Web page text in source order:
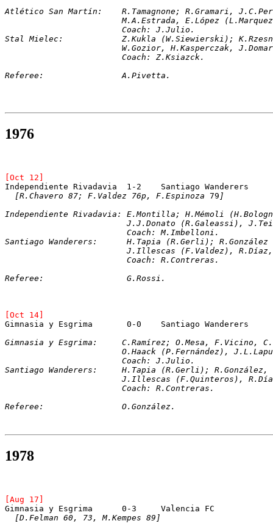
Atlético San Martín:	R.Tamagnone;
M.A.Estrada, E.López
			Coach: J.Julio.
Stal Mielec:		Z.Kukla
W.Gozior, H.Kasperczak,
			Coach: Z.Ksiazck.
Referee:		A.Pivetta.
1976
[Oct 12]
Independiente Rivadavia	 1-2	Santiago Wanderers
[R.Chavero 87; F.Valdez 76p, F.Espinoza 79 ]
Independiente Rivadavia: E.Montilla; H.Mémoli
J.J.Donato (R.Galeassi),
			 Coach: M.Imbelloni.
Santiago Wanderers:	 H.Tapia
J.Illescas (F.Valdez),
			 Coach: R.Contreras.
Referee:		 G.Rossi.
[Oct 14]
Gimnasia y Esgrima:	C.Ramírez; O.Mesa,
O.Haack (P.Fernández),
			Coach: J.Julio.
Santiago Wanderers:	H.Tapia
J.Illescas (F.Quinteros),
			Coach: R.Contreras.
Referee:		O.González.
1978
[Aug 17]
[D.Felman 60, 73, M.Kempes 89]